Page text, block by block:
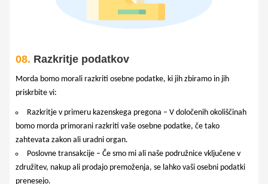
08. Razkritje podatkov
Morda bomo morali razkriti osebne podatke, ki jih zbiramo in jih
priskrbite vi:
Razkritje v primeru kazenskega pregona – V določenih okoliščinah
bomo morda primorani razkriti vaše osebne podatke, če tako
zahtevata zakon ali uradni organ.
Poslovne transakcije – Če smo mi ali naše podružnice vključene v
združitev, nakup ali prodajo premoženja, se lahko vaši osebni podatki
prenesejo.